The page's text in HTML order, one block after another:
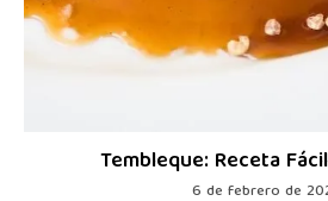
Tembleque: Receta
6 de febrero de